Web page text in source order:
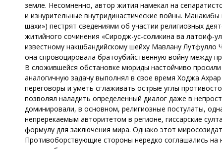
земле. Несомненно, автор жития намекал на
и изнурительные внутридинастические войны.
шахи») пестрят сведениями об участии религиозных
житийного сочинения «Сиродж-ус-соликина ва латоиф-
известному накшбандийскому шейху Мавлану Лутфулло
она спровоцировала братоубийственную войну
В сложившейся обстановке мюриды настойчиво
аналогичную задачу выполнял в свое время Ходжа
переговоры и уметь сглаживать острые углы
позволял наладить определенный диалог даже в
доминировали, в основном, религиозные постулаты,
непререкаемым авторитетом в регионе, гиссарские
формулу для заключения мира. Однако этот
Противоборствующие стороны нередко соглашались